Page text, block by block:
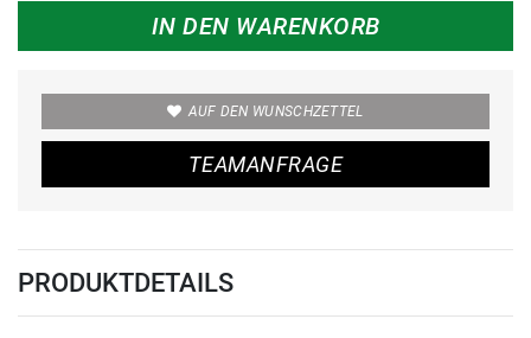
IN DEN WARENKORB
AUF DEN WUNSCHZETTEL
TEAMANFRAGE
PRODUKTDETAILS